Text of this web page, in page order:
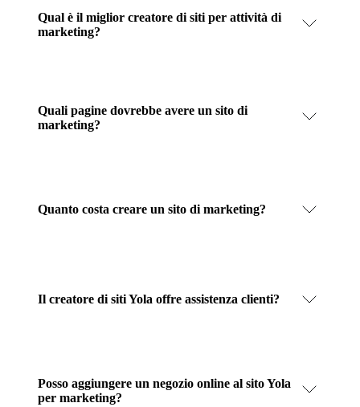
Qual è il miglior creatore di siti per attività di
marketing?
Quali pagine dovrebbe avere un sito di
marketing?
Quanto costa creare un sito di marketing?
Il creatore di siti Yola offre assistenza clienti?
Posso aggiungere un negozio online al sito Yola
per marketing?